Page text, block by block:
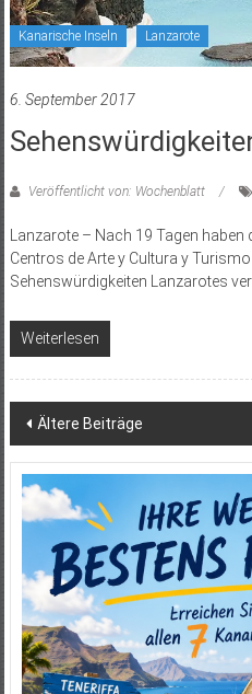
Kanarische Inseln Lanzarote
6. September 2017
Veröffentlicht von: Wochenblatt
Lanzarote – Nach 19 Tagen haben
Centros de Arte y Cultura y
Sehenswürdigkeiten Lanzarotes
Weiterlesen
Beitragsnavigation
Ältere Beiträge